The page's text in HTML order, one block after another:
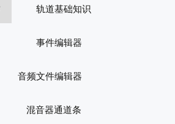
轨道基础知识
事件编辑器
音频文件编辑器
混音器通道条